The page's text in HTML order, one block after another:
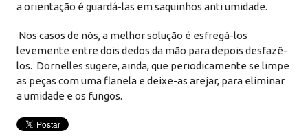
a orientação é guardá-las em saquinhos anti umidade.
Nos casos de nós, a melhor solução é esfregá-los
levemente entre dois dedos da mão para depois desfazê-
los. Dornelles sugere, ainda, que periodicamente se limpe
as peças com uma flanela e deixe-as arejar, para eliminar
a umidade e os fungos.